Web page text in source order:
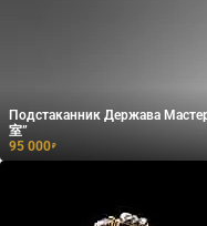
Подстаканник Держава Мастерская-студия «Межов» 翻译成简体中文是： “德尔嘉杯架 ‘梅尔乔夫’工作
室”
95 000₽